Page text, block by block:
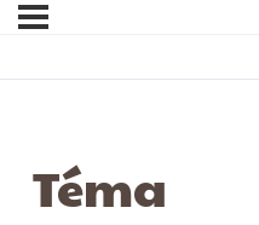
Téma